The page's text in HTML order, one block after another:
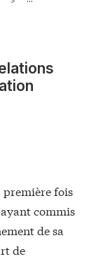
première fois
commis
de sa
de